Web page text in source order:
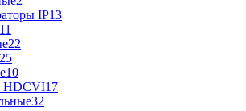
IP13
11
22
25
10
HDCVI17
32